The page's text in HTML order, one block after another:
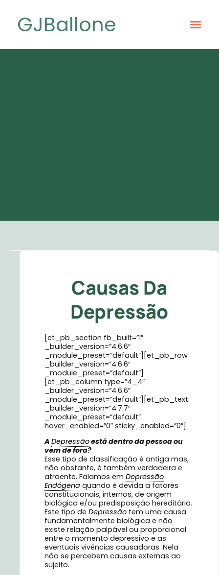
GJBallone
Causas Da
Depressão
[et_pb_section fb_built=”1″
_builder_version=”4.6.6″
_module_preset=”default”][et_pb_row
_builder_version=”4.6.6″
_module_preset=”default”]
[et_pb_column type=”4_4″
_builder_version=”4.6.6″
_module_preset=”default”][et_pb_text
_builder_version=”4.7.7″
_module_preset=”default”
hover_enabled=”0″ sticky_enabled=”0″]
A Depressãoestá dentro da pessoa ou
vem de fora?
Esse tipo de classificação é antiga mas,
não obstante, é também verdadeira e
atraente. Falamos em Depressão
Endógena quando é devida a fatores
constitucionais, internos, de origem
biológica e/ou predisposição hereditária.
Este tipo de Depressão tem uma causa
fundamentalmente biológica e não
existe relação palpável ou proporcional
entre o momento depressivo e as
eventuais vivências causadoras. Nela
não se percebem causas externas ao
sujeito.